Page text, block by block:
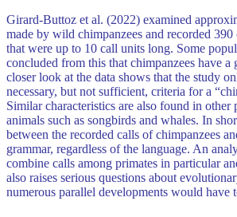
Girard-Buttoz et al. (2022) examined
made by wild chimpanzees and recorded
that were up to 10 call units long. Some
concluded from this that chimpanzees have a
closer look at the data shows that the study
necessary, but not sufficient, criteria for a
Similar characteristics are also found in other
animals such as songbirds and whales. In
between the recorded calls of chimpanzees
grammar, regardless of the language. An
combine calls among primates in particular
also raises serious questions about
numerous parallel developments would have